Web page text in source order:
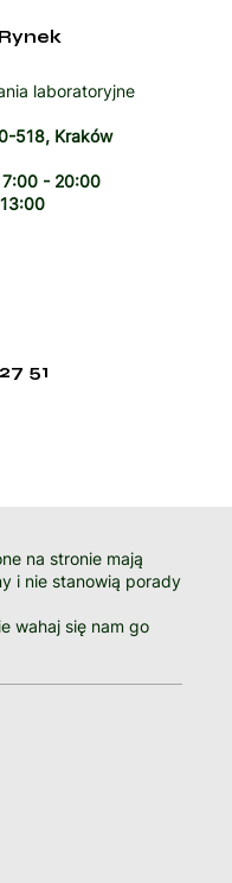
laboratoryjne
518, Kraków
7:00 - 20:00
51
na stronie mają
i nie stanowią porady
wahaj się nam go